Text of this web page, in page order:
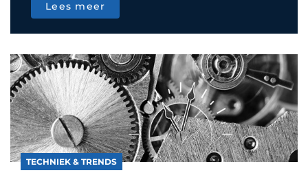
Lees meer
TECHNIEK & TRENDS